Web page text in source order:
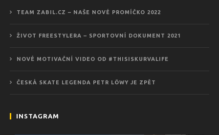
TEAM ZABIL.CZ – NAŠE NOVÉ PROMÍČKO 2022
ŽIVOT FREESTYLERA – SPORTOVNÍ DOKUMENT 2021
NOVÉ MOTIVAČNÍ VIDEO OD #THISISKURVALIFE
ČESKÁ SKATE LEGENDA PETR LÖWY JE ZPĚT
INSTAGRAM